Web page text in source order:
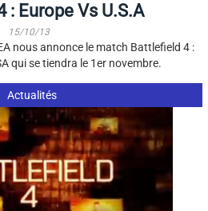
: Europe Vs U.S.A
15/10/13
nous annonce le match Battlefield 4 :
qui se tiendra le 1er novembre.
Actualités